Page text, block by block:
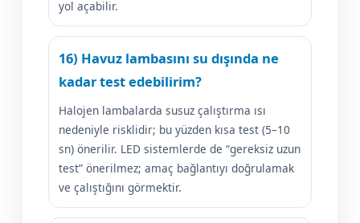
yol açabilir.
16) Havuz lambasını su dışında ne
kadar test edebilirim?
Halojen lambalarda susuz çalıştırma ısı
nedeniyle risklidir; bu yüzden kısa test (5–10
sn) önerilir. LED sistemlerde de “gereksiz uzun
test” önerilmez; amaç bağlantıyı doğrulamak
ve çalıştığını görmektir.